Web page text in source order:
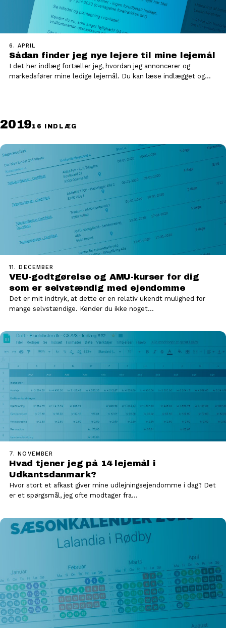
6. APRIL
Sådan finder jeg nye lejere til mine lejemål
I det her indlæg fortæller jeg, hvordan jeg annoncerer og
markedsfører mine ledige lejemål. Du kan læse indlægget og…
201916 INDLÆG
11. DECEMBER
VEU-godtgørelse og AMU-kurser for dig
som er selvstændig med ejendomme
Det er mit indtryk, at dette er en relativ ukendt mulighed for
mange selvstændige. Kender du ikke noget…
7. NOVEMBER
Hvad tjener jeg på 14 lejemål i
Udkantsdanmark?
Hvor stort et afkast giver mine udlejningsejendomme i dag? Det
er et spørgsmål, jeg ofte modtager fra…